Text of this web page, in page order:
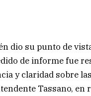
dio su punto de
de informe fue
y claridad sobre
Tassano, en